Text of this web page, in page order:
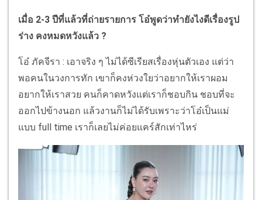
เมื่อ 2-3 ปีที่แล้วที่ถ่ายรายการ โอ๋พูดว่าทำยังไงดีเรื่องรูป
ร่าง คงหมดหวังแล้ว ?
โอ๋ ภัคจีรา : เอาจริง ๆ ไม่ได้ซีเรียสเรื่องหุ่นตัวเอง แต่ว่า
พอคนในวงการทัก เขาก็คงห่วงใยว่าอยากให้เราผอม
อยากให้เราสวย คนก็คาดหวังแต่เราก็ชอบกิน ชอบที่จะ
ออกไปข้างนอก แล้วงานก็ไม่ได้รับเพราะว่าโอ๋เป็นแม่
แบบ full time เราก็เลยไม่ค่อยแคร์สักเท่าไหร่